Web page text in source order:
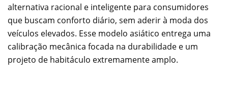
alternativa racional e inteligente para consumidores
que buscam conforto diário, sem aderir à moda dos
veículos elevados. Esse modelo asiático entrega uma
calibração mecânica focada na durabilidade e um
projeto de habitáculo extremamente amplo.